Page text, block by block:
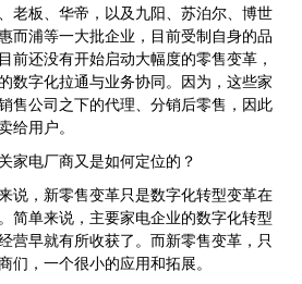
老板、华帝，以及九阳、苏泊尔、博世
而浦等一大批企业，目前受制自身的品
前还没有开始启动大幅度的零售变革，
数字化拉通与业务协同。因为，这些家
售公司之下的代理、分销后零售，因此
给用户。
家电厂商又是如何定位的？
说，新零售变革只是数字化转型变革在
简单来说，主要家电企业的数字化转型
营早就有所收获了。而新零售变革，只
们，一个很小的应用和拓展。